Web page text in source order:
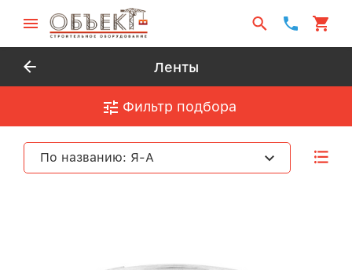
Ленты
Фильтр подбора
По названию: Я-А